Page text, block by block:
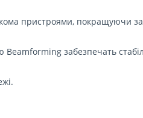
пристроями, покращуючи
забезпечать